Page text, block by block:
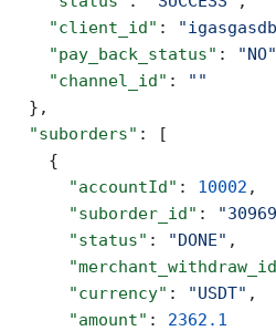
    "client_id"
:
    "pay_back_status"
: "NO"
    "channel_id"
:
""
  },
  "suborders"
: [
    {
      "accountId"
: 10002 ,
      "suborder_id"
:
      "status"
: "DONE" ,
      "currency"
: "USDT" ,
      "amount"
: 2362.1